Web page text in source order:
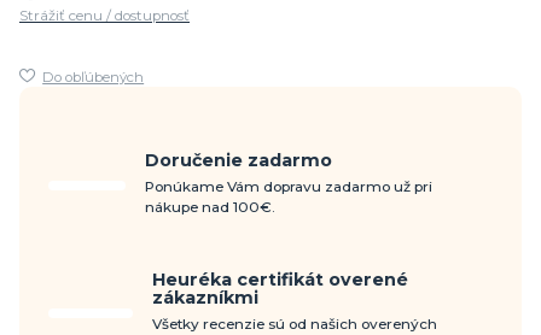
Strážiť cenu / dostupnosť
Do obľúbených
Doručenie zadarmo
Ponúkame Vám dopravu zadarmo už pri
nákupe nad 100€.
Heuréka certifikát overené
zákazníkmi
Všetky recenzie sú od našich overených